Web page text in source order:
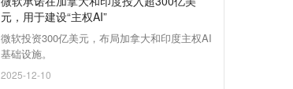
元，用于建设“主权AI”
微软投资300亿美元，布局加拿大和印度主权AI
基础设施。
2025-12-10